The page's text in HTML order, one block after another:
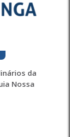
da
Nossa